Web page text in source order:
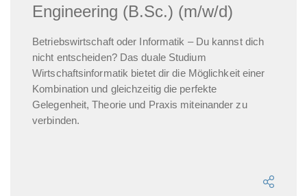
Engineering (B.Sc.) (m/w/d)
Betriebswirtschaft oder Informatik – Du kannst dich
nicht entscheiden? Das duale Studium
Wirtschaftsinformatik bietet dir die Möglichkeit einer
Kombination und gleichzeitig die perfekte
Gelegenheit, Theorie und Praxis miteinander zu
verbinden.